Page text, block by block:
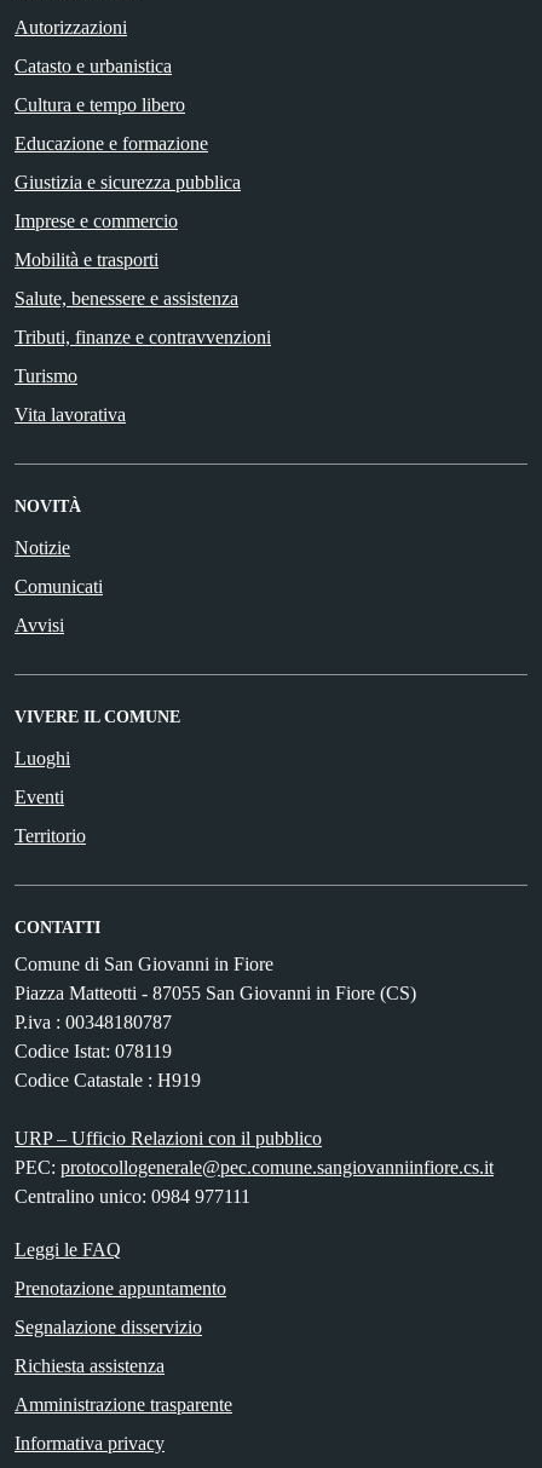
Autorizzazioni
Catasto e urbanistica
Cultura e tempo libero
Educazione e formazione
Giustizia e sicurezza pubblica
Imprese e commercio
Mobilità e trasporti
Salute, benessere e assistenza
Tributi, finanze e contravvenzioni
Turismo
Vita lavorativa
NOVITÀ
Notizie
Comunicati
Avvisi
VIVERE IL COMUNE
Luoghi
Eventi
Territorio
CONTATTI
Comune di San Giovanni in Fiore
Piazza Matteotti - 87055 San Giovanni in Fiore (CS)
P.iva : 00348180787
Codice Istat: 078119
Codice Catastale : H919
URP – Ufficio Relazioni con il pubblico
PEC: protocollogenerale@pec.comune.sangiovanniinfiore.cs.it
Centralino unico: 0984 977111
Leggi le FAQ
Prenotazione appuntamento
Segnalazione disservizio
Richiesta assistenza
Amministrazione trasparente
Informativa privacy